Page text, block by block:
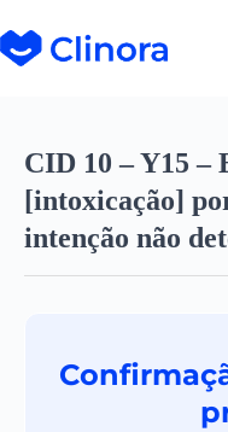
CID 10 – Y15 –
[intoxicação]
intenção não